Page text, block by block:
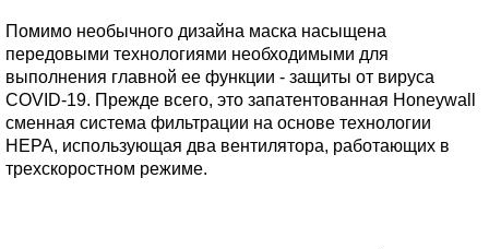
Помимо необычного дизайна маска насыщена
передовыми технологиями необходимыми для
выполнения главной ее функции - защиты от вируса
COVID-19. Прежде всего, это запатентованная Honeywall
сменная система фильтрации на основе технологии
HEPA, использующая два вентилятора, работающих в
трехскоростном режиме.